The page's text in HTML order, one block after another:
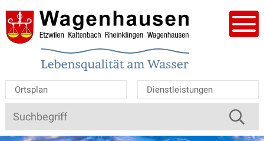
Navigieren in der Gemeinde
Schnellnavigation
Mobile Hauptnavigation
Ortsplan Dienstleistungen
Suchbegriff